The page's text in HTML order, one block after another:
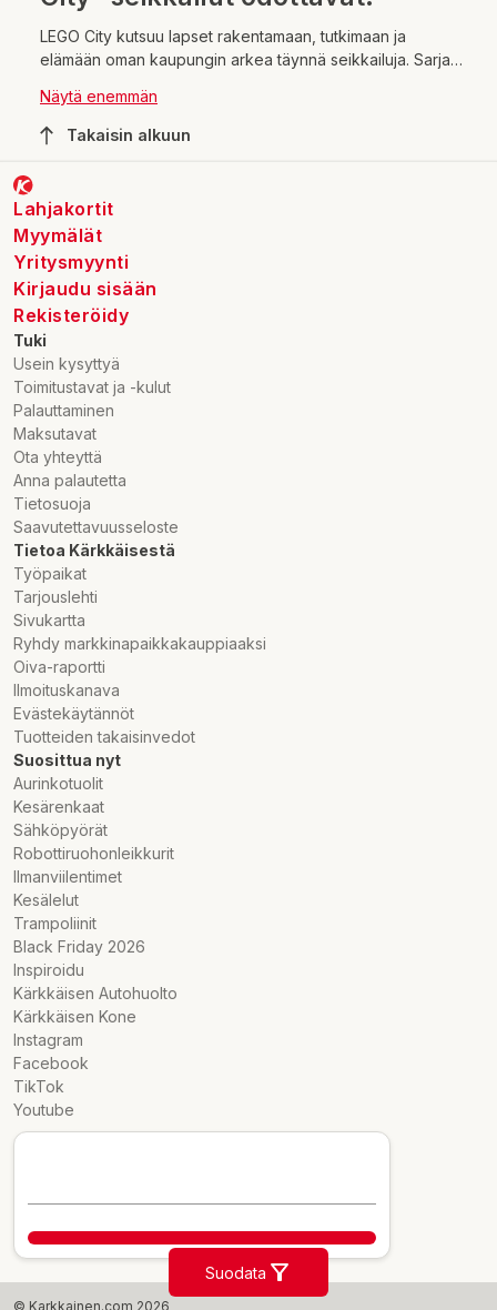
Suodata
LEGO City kutsuu lapset rakentamaan, tutkimaan ja
elämään oman kaupungin arkea täynnä seikkailuja. Sarjan
kaupunkimiljöön, jossa arjen sankarit ovat aina valmiina
toimintaan. Lapset pääsevät leikkimään tuttuja seikkailuja,
loputtomia mahdollisuuksia yhdistellä erilaisia settejä ja
luoda juuri omanlainen kaupunki.
Näytä enemmän
Takaisin alkuun
Lahjakortit
Myymälät
Yritysmyynti
Kirjaudu sisään
Rekisteröidy
Tuki
Usein kysyttyä
Toimitustavat ja -kulut
Palauttaminen
Maksutavat
Ota yhteyttä
Anna palautetta
Tietosuoja
Saavutettavuusseloste
Tietoa Kärkkäisestä
Työpaikat
Tarjouslehti
Sivukartta
Ryhdy markkinapaikkakauppiaaksi
Oiva-raportti
Ilmoituskanava
Evästekäytännöt
Tuotteiden takaisinvedot
Suosittua nyt
Aurinkotuolit
Kesärenkaat
Sähköpyörät
Robottiruohonleikkurit
Ilmanviilentimet
Kesälelut
Trampoliinit
Black Friday 2026
Inspiroidu
Kärkkäisen Autohuolto
Kärkkäisen Kone
Instagram
Facebook
TikTok
Youtube
© Karkkainen.com 2026